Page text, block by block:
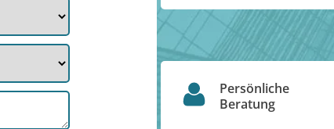
Persönliche
Beratung